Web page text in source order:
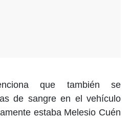
que también se
de sangre en el vehículo
estaba Melesio Cuén